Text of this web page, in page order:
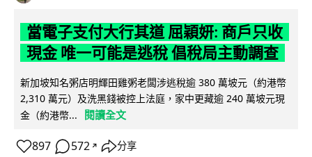
當電子支付大行其道 屈穎妍: 商戶只收
現金 唯一可能是逃稅 倡稅局主動調查
新加坡知名粥店明輝田雞粥老闆涉逃稅逾 380 萬坡元（約港幣
2,310 萬元）及洗黑錢被控上法庭，家中更藏逾 240 萬坡元現
金（約港幣...
閱讀全文
897 572 ↗ 分享